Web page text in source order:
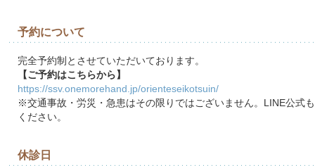
予約について
完全予約制とさせていただいております。
【ご予約はこちらから】
https://ssv.onemorehand.jp/orienteseikotsuin/
※交通事故・労災・急患はその限りではございません。LINE公式
ください。
休診日